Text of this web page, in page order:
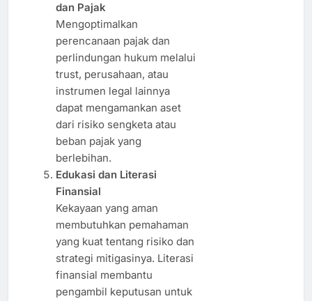
dan Pajak
Mengoptimalkan
perencanaan pajak dan
perlindungan hukum melalui
trust, perusahaan, atau
instrumen legal lainnya
dapat mengamankan aset
dari risiko sengketa atau
beban pajak yang
berlebihan.
Edukasi dan Literasi
Finansial
Kekayaan yang aman
membutuhkan pemahaman
yang kuat tentang risiko dan
strategi mitigasinya. Literasi
finansial membantu
pengambil keputusan untuk